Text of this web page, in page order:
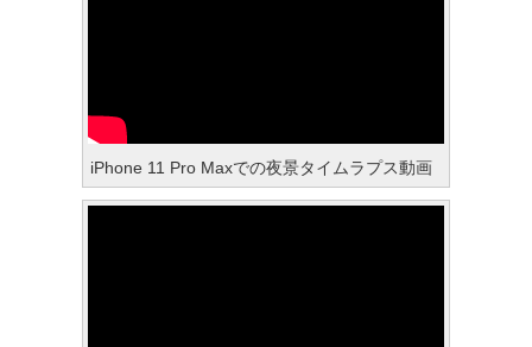
iPhone 11 Pro Maxでの夜景タイムラプス動画